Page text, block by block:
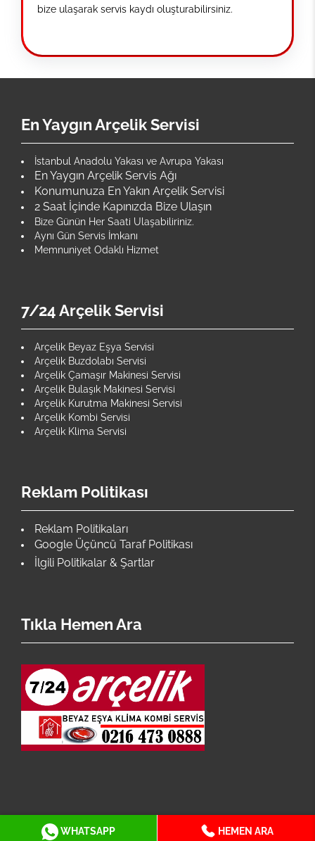
bize ulaşarak servis kaydı oluşturabilirsiniz.
WHATSAPP HEMEN ARA
En Yaygın Arçelik Servisi
İstanbul Anadolu Yakası ve Avrupa Yakası
En Yaygın Arçelik Servis Ağı
Konumunuza En Yakın Arçelik Servisi
2 Saat İçinde Kapınızda Bize Ulaşın
Bize Günün Her Saati Ulaşabiliriniz.
Aynı Gün Servis İmkanı
Memnuniyet Odaklı Hizmet
7/24 Arçelik Servisi
Arçelik Beyaz Eşya Servisi
Arçelik Buzdolabı Servisi
Arçelik Çamaşır Makinesi Servisi
Arçelik Bulaşık Makinesi Servisi
Arçelik Kurutma Makinesi Servisi
Arçelik Kombi Servisi
Arçelik Klima Servisi
Reklam Politikası
Reklam Politikaları
Google Üçüncü Taraf Politikası
İlgili Politikalar & Şartlar
Tıkla Hemen Ara